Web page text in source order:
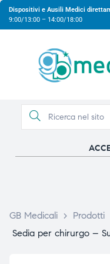
Dispositivi e Ausili Medici
9:00/13:00 – 14:00/18:00
GB Medicali > Prodotti
Sedia per chirurgo –